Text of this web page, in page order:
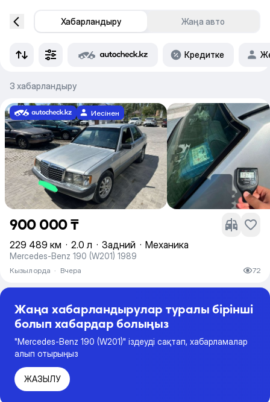
Хабарландыру Жаңа авто
Кредитке
3 хабарландыру
Иесінен
900 000 ₸
229 489 км · 2.0 л · Задний · Механика
Mercedes-Benz 190 (W201) 1989
Кызылорда · Вчера 72
Жаңа хабарландырулар туралы бірінші
болып хабардар болыңыз
"Mercedes-Benz 190 (W201)" іздеуді сақтап, хабарламалар
алып отырыңыз
ЖАЗЫЛУ